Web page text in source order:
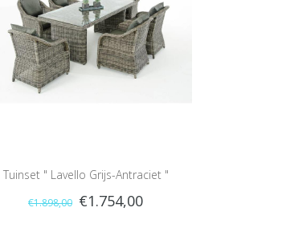
Tuinset " Lavello Grijs-Antraciet "
€1.898,00 €1.754,00